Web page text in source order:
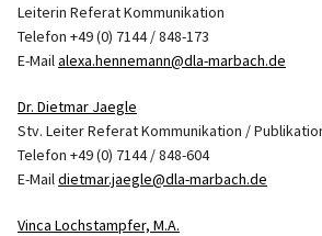
Leiterin Referat Kommunikation
Telefon +49 (0) 7144 / 848-173
E-Mailalexa.hennemann@dla-marbach.de
Dr. Dietmar Jaegle
Stv. Leiter Referat Kommunikation /
Telefon +49 (0) 7144 / 848-604
E-Maildietmar.jaegle@dla-marbach.de
Vinca Lochstampfer, M.A.